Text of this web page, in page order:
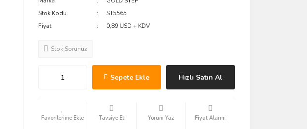
Stok Kodu
ST5565
Fiyat
0,89 USD + KDV
Stok Sorunuz
Sepete Ekle Hızlı Satın Al
Tavsiye Et Yorum Yaz Fiyat Alarmı